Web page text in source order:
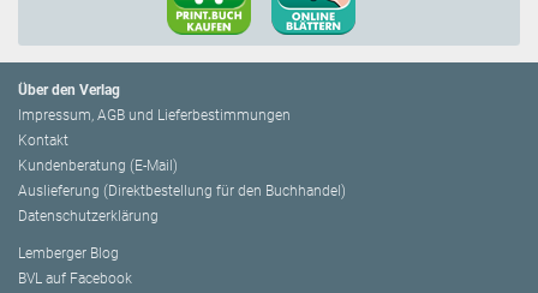
Über den Verlag
Impressum, AGB und Lieferbestimmungen
Kontakt
Kundenberatung (E-Mail)
Auslieferung (Direktbestellung für den Buchhandel)
Datenschutzerklärung
Lemberger Blog
BVL auf Facebook